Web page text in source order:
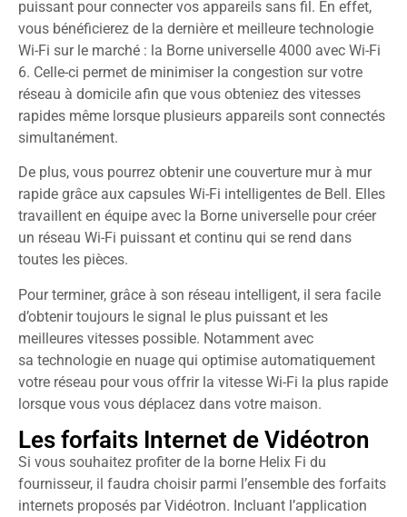
puissant pour connecter vos appareils sans fil. En effet,
vous bénéficierez de la dernière et meilleure technologie
Wi-Fi sur le marché : la Borne universelle 4000 avec Wi-Fi
6. Celle-ci permet de minimiser la congestion sur votre
réseau à domicile afin que vous obteniez des vitesses
rapides même lorsque plusieurs appareils sont connectés
simultanément.
De plus, vous pourrez obtenir une couverture mur à mur
rapide grâce aux capsules Wi-Fi intelligentes de Bell. Elles
travaillent en équipe avec la Borne universelle pour créer
un réseau Wi-Fi puissant et continu qui se rend dans
toutes les pièces.
Pour terminer, grâce à son réseau intelligent, il sera facile
d’obtenir toujours le signal le plus puissant et les
meilleures vitesses possible. Notamment avec
sa technologie en nuage qui optimise automatiquement
votre réseau pour vous offrir la vitesse Wi-Fi la plus rapide
lorsque vous vous déplacez dans votre maison.
Les forfaits Internet de Vidéotron
Si vous souhaitez profiter de la borne Helix Fi du
fournisseur, il faudra choisir parmi l’ensemble des forfaits
internets proposés par Vidéotron. Incluant l’application